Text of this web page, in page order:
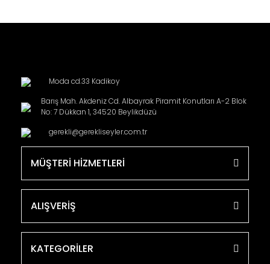
Moda cd.33 Kadikoy
Barış Mah. Akdeniz Cd. Albayrak Piramit Konutları A-2 Blok
No: 7 Dükkan 1, 34520 Beylikdüzü
gerekli@gerekliseyler.com.tr
MÜŞTERİ HİZMETLERİ
ALIŞVERİŞ
KATEGORİLER